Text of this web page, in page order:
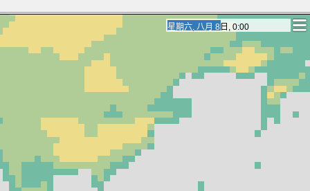
星期六, 八月 8日, 21:00
星期六, 八月 8日, 21:00